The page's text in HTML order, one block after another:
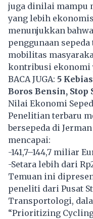
juga dinilai mampu
yang lebih
menunjukkan
penggunaan
mobilitas
kontribusi ekonomi
BACA JUGA: 5
Boros Bensin, Stop
Nilai Ekonomi
Penelitian terbaru
bersepeda di
mencapai:
-141,7–144,7 miliar
-Setara lebih dari
Temuan ini
peneliti dari Pusat
Transportologi,
“Prioritizing